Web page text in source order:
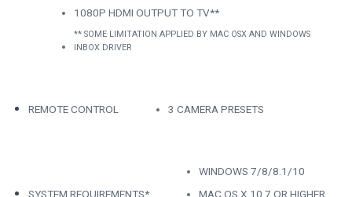
1080P HDMI OUTPUT TO TV**
** SOME LIMITATION APPLIED BY MAC OSX AND WINDOWS
INBOX DRIVER
REMOTE CONTROL 3 CAMERA PRESETS
SYSTEM REQUIREMENTS*
WINDOWS 7/8/8.1/10
MAC OS X 10.7 OR HIGHER